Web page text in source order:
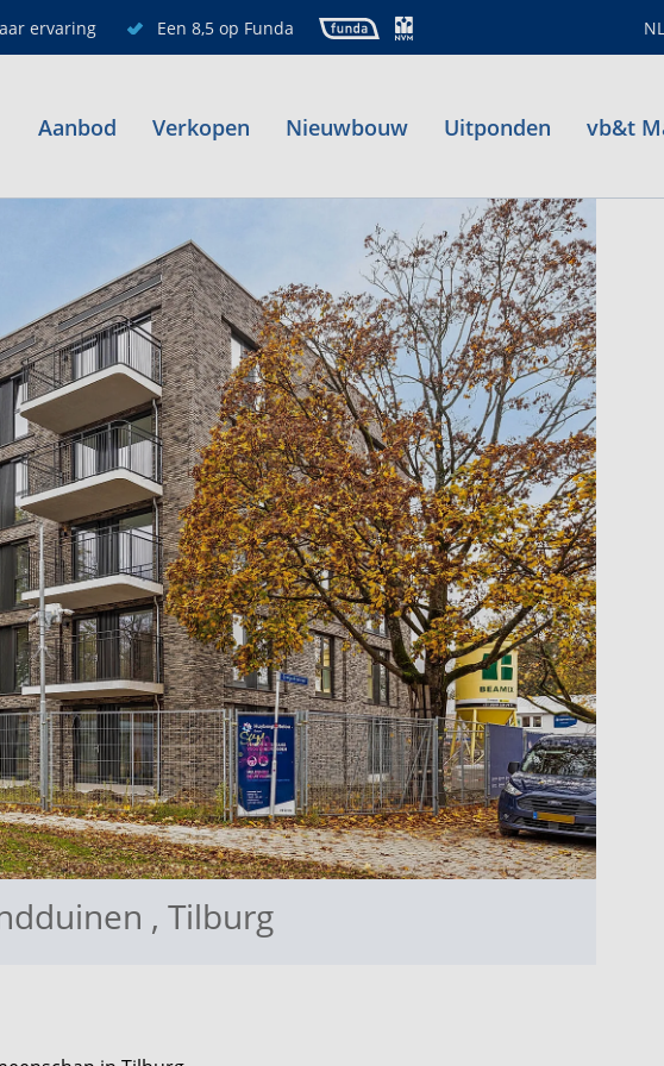
ervaring Een 8,5 op Funda NL
Aanbod Verkopen Nieuwbouw Uitponden vb&t
, Tilburg